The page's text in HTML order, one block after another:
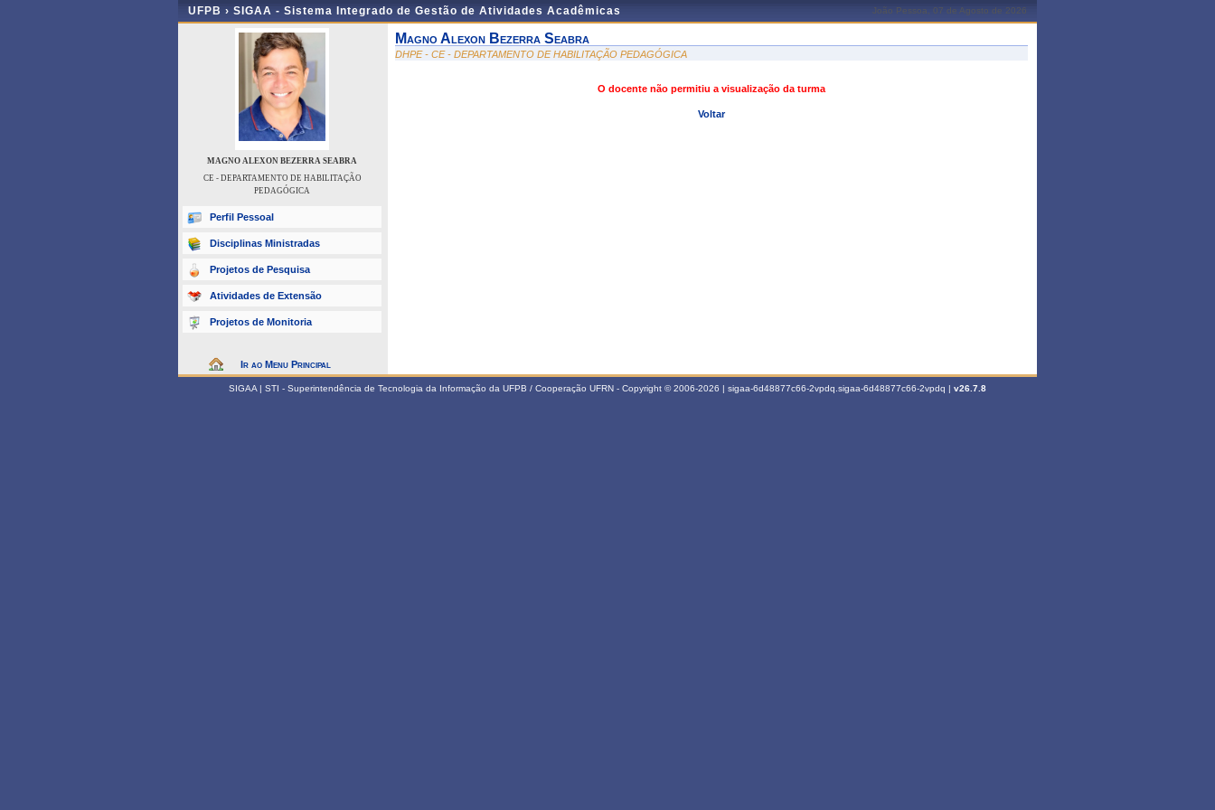
UFPB › SIGAA - Sistema Integrado de Gestão de Atividades Acadêmicas João Pessoa, 07 de Agosto de 2026
MAGNO ALEXON BEZERRA SEABRA
CE - DEPARTAMENTO DE HABILITAÇÃO
PEDAGÓGICA
Perfil Pessoal
Disciplinas Ministradas
Projetos de Pesquisa
Atividades de Extensão
Projetos de Monitoria
Ir ao Menu Principal
Magno Alexon Bezerra Seabra
DHPE - CE - DEPARTAMENTO DE HABILITAÇÃO PEDAGÓGICA
O docente não permitiu a visualização da turma
Voltar
SIGAA | STI - Superintendência de Tecnologia da Informação da UFPB / Cooperação UFRN - Copyright © 2006-2026 | sigaa-6d48877c66-2vpdq.sigaa-6d48877c66-2vpdq | v26.7.8